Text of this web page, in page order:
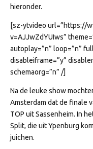
hieronder.
[sz-ytvideo url=”https://
v=AJJwZdYUIws”
autoplay=”n” loop=”n”
disableiframe=”y”
schemaorg=”n” /]
Na de leuke show
Amsterdam dat de finale
TOP uit Sassenheim. In
Split, die uit Ypenburg
juichen.